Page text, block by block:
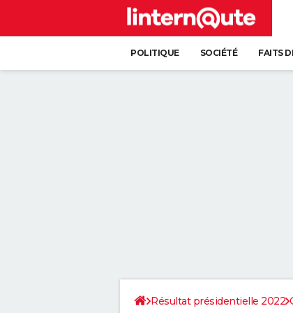
POLITIQUE SOCIÉTÉ FAITS
Résultat présidentielle 2022